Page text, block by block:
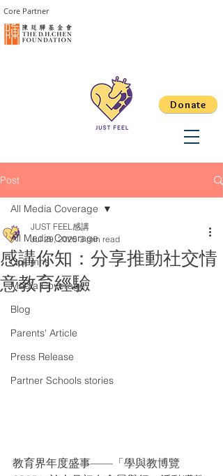
Donate
Core Partner
Post
All Media Coverage
Columns
Media Coverage
Blog
Parents' Article
Press Release
Partner Schools stories
All Media Coverage
感講你知：分享推動社交情
意教育經驗
JUST FEEL感講
Jul 29, 2025 3 min read
教育界年度盛事——「學與教博覽